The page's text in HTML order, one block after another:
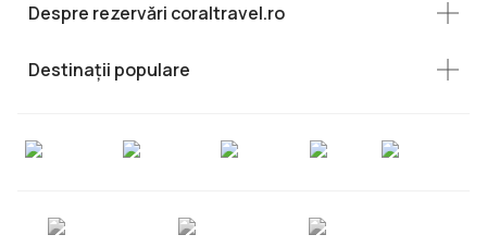
Despre rezervări coraltravel.ro
Destinații populare